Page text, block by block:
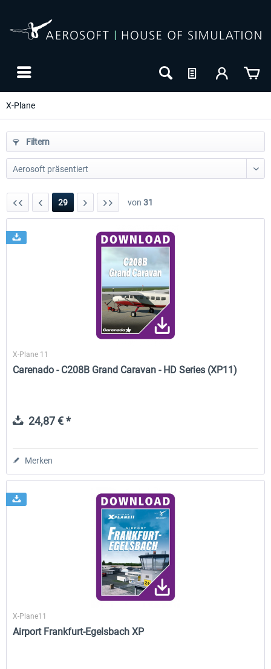
X-Plane
Traffic Global for X-Plane 12/11
44,58 € * 53,95 € *
Filtern
29 von 31
X-Plane 11
Carenado - C208B Grand Caravan - HD Series (XP11)
24,87 € *
Merken
X-Plane11
Airport Frankfurt-Egelsbach XP